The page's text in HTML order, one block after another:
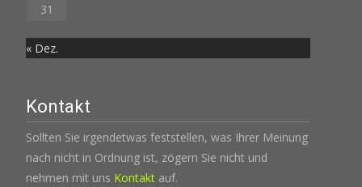
31
« Dez.
Kontakt
Sollten Sie irgendetwas feststellen, was Ihrer Meinung
nach nicht in Ordnung ist, zögern Sie nicht und
nehmen mit uns Kontakt auf.